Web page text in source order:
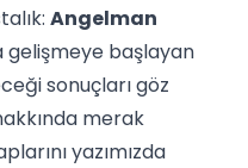
Angelman
gelişmeye başlayan
sonuçları göz
merak
yazımızda